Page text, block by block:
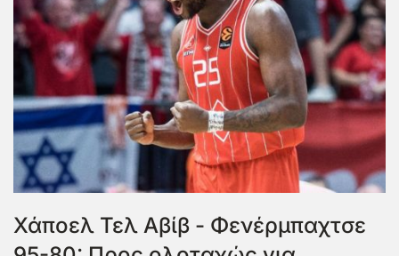
Χάποελ Τελ Αβίβ - Φενέρμπαχτσε